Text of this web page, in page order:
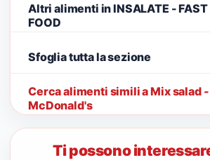
Altri alimenti in INSALATE - FAST
FOOD
Sfoglia tutta la sezione
Cerca alimenti simili a Mix salad -
McDonald's
Ti possono